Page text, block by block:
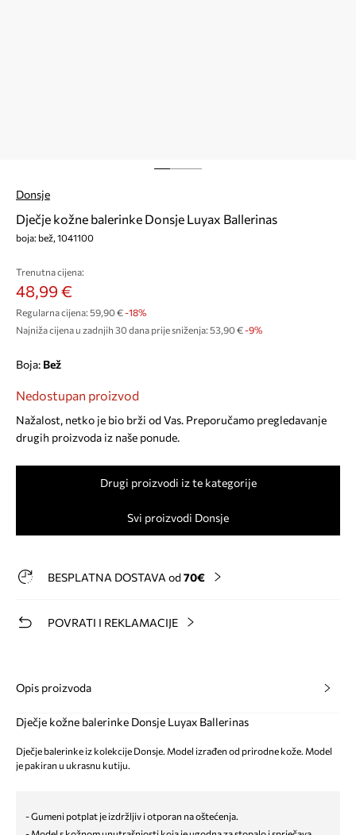
Donsje
Dječje kožne balerinke Donsje Luyax Ballerinas
boja: bež, 1041100
Trenutna cijena:
48,99 €
Regularna cijena: 59,90 €-18%
Najniža cijena u zadnjih 30 dana prije sniženja: 53,90 € -9%
Boja: bež
Nedostupan proizvod
Nažalost, netko je bio brži od Vas. Preporučamo pregledavanje
drugih proizvoda iz naše ponude.
Drugi proizvodi iz te kategorije
Svi proizvodi Donsje
BESPLATNA DOSTAVA od 70€
POVRATI I REKLAMACIJE
Opis proizvoda
Dječje kožne balerinke Donsje Luyax Ballerinas
Dječje balerinke iz kolekcije Donsje. Model izrađen od prirodne kože. Model
je pakiran u ukrasnu kutiju.
- Gumeni potplat je izdržljiv i otporan na oštećenja.